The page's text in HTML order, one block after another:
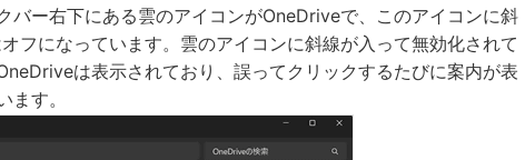
バー右下にある雲のアイコンがOneDriveで、このアイコンに斜
フになっています。雲のアイコンに斜線が入って無効化されて
は表示されており、誤ってクリックするたびに案内が表
す。